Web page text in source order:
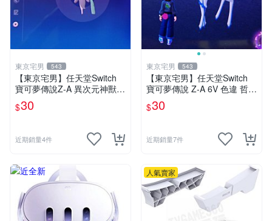
東京宅男 543
【東京宅男】任天堂Switch
寶可夢傳說Z-A 異次元神獸
色違 官方配布 美洛耶塔
$30
近期銷量4件
東京宅男 543
【東京宅男】任天堂Switch
寶可夢傳說 Z-A 6V 色違 哲爾
尼亞斯
$30
近期銷量7件
人氣賣家